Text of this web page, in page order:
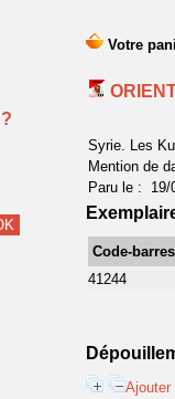
Syrie. Les
Mention de
Paru le : 19/
Code-barres
41244
Ajouter